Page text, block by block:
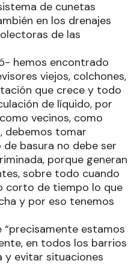
de cunetas
en los drenajes
de las
hemos encontrado
viejos, colchones,
que crece y todo
de líquido, por
vecinos, como
debemos tomar
basura no debe ser
porque generan
sobre todo cuando
corto de tiempo lo que
y por eso tenemos
“precisamente estamos
en todos los barrios
y evitar situaciones